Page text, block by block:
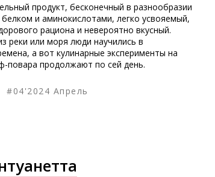
продукт, бесконечный в разнообразии
и аминокислотами, легко усвояемый,
рациона и невероятно вкусный.
реки или моря люди научились в
а вот кулинарные эксперименты на
повара продолжают по сей день.
#04'2024 Апрель